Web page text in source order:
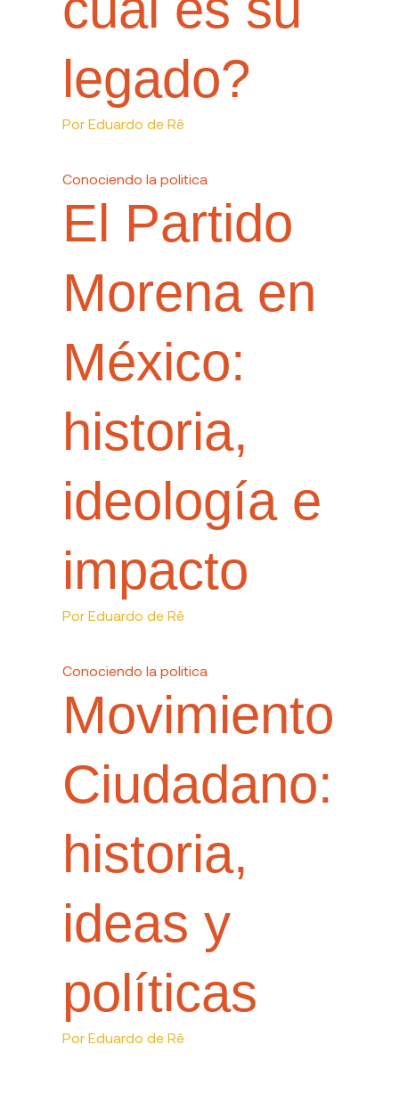
legado?
Por Eduardo de Rê
Conociendo la politica
El Partido
Morena en
México:
historia,
ideología e
impacto
Por Eduardo de Rê
Conociendo la politica
Movimiento
Ciudadano:
historia,
ideas y
políticas
Por Eduardo de Rê